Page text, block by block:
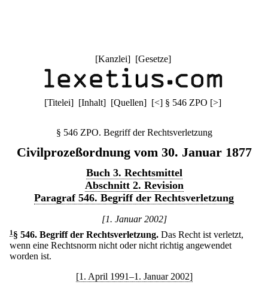
[Kanzlei] [Gesetze]
[Titelei] [Inhalt] [Quellen] [<] § 546 ZPO [>]
§ 546 ZPO. Begriff der Rechtsverletzung
Civilprozeßordnung vom 30. Januar 1877
Buch 3. Rechtsmittel
Abschnitt 2. Revision
Paragraf 546. Begriff der Rechtsverletzung
[1. Januar 2002]
1 § 546. Begriff der Rechtsverletzung. Das Recht ist verletzt,
wenn eine Rechtsnorm nicht oder nicht richtig angewendet
worden ist.
[1. April 1991–1. Januar 2002]